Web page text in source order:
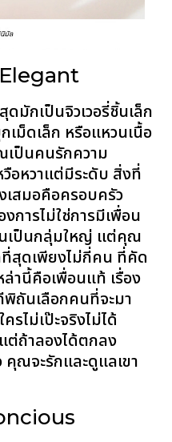
มักเป็นจิวเวอรี่ชิ้นเล็ก
เม็ดเล็ก หรือแหวนเนื้อ
เป็นคนรักความ
อหวาแต่มีระดับ สิ่งที่
สมอคือครอบครัว
ารไม่ใช่การมีเพื่อน
นเป็นกลุ่มใหญ่ แต่คุณ
สุดเพียงไม่กี่คน ที่คัด
านี้คือเพื่อนแท้ เรื่อง
ถันเลือกคนที่จะมา
รไม่เป๊ะจริงไม่ได้
ต่ถ้าลองได้ตกลง
ณจะรักและดูแลเขา